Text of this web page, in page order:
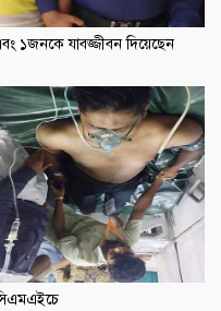
১জনকে যাবজ্জীবন দিয়েছেন